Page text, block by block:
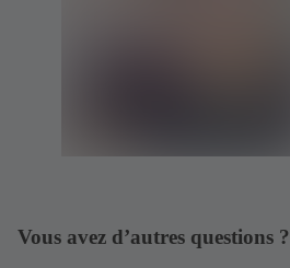
Vous avez d’autres questions ?